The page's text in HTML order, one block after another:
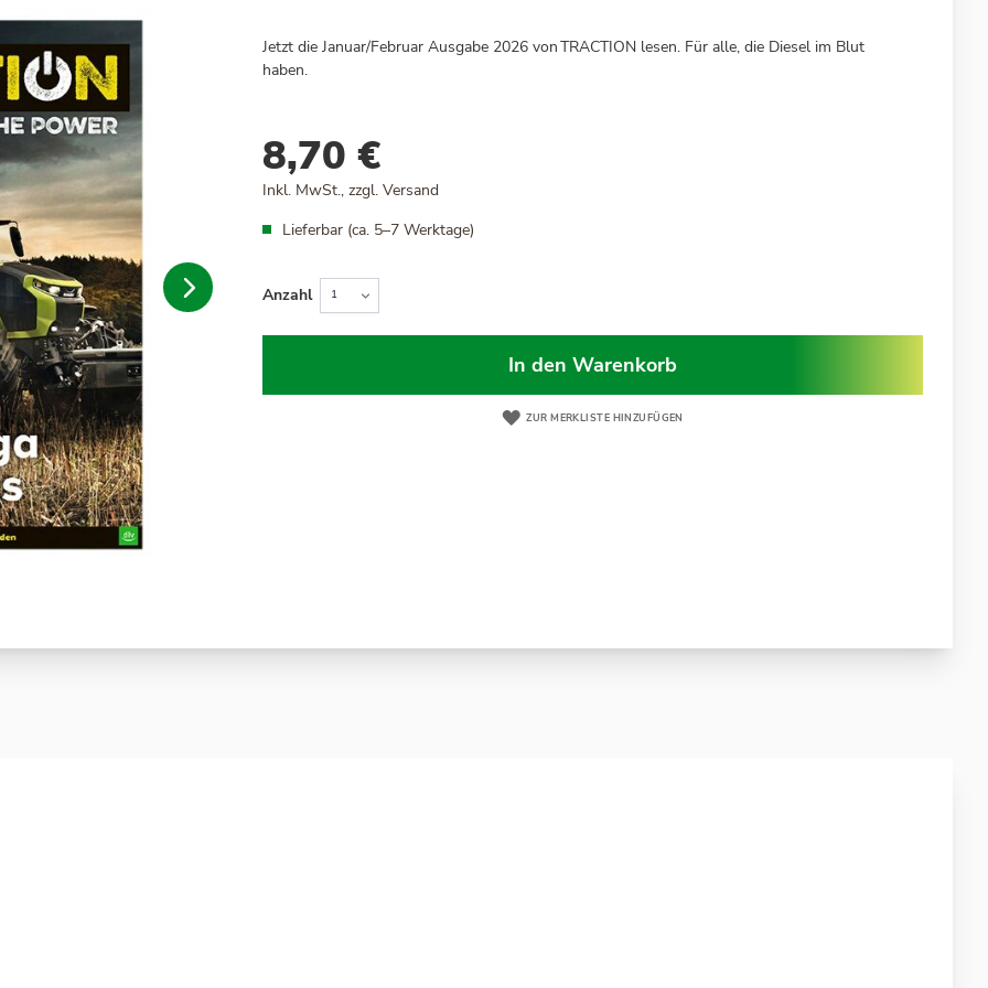
Jetzt die Januar/FebruarAusgabe 2026vonTRACTIONlesen. Für alle, die Diesel im Blut
haben.
8,70 €
Inkl. MwSt., zzgl. Versand
Lieferbar (ca. 5–7 Werktage)
Anzahl
In den Warenkorb
ZUR MERKLISTE HINZUFÜGEN